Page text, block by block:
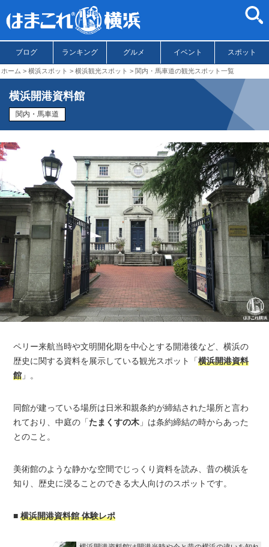
ブログ ランキング グルメ イベント スポット
ホーム 横浜スポット 横浜観光スポット 関内・馬車道の観光スポット一覧
横浜開港資料館
関内・馬車道
ペリー来航当時や文明開化期を中心とする開港後など、横浜の
歴史に関する資料を展示している観光スポット「横浜開港資料
館 」。
同館が建っている場所は日米和親条約が締結された場所と言わ
れており、中庭の「 たまくすの木 」は条約締結の時からあった
とのこと。
美術館のような静かな空間でじっくり資料を読み、昔の横浜を
知り、歴史に浸ることのできる大人向けのスポットです。
■横浜開港資料館 体験レポ